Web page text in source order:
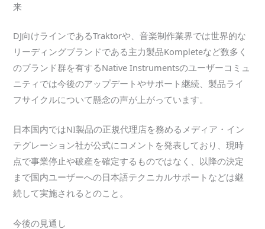
来
DJ向けラインであるTraktorや、音楽制作業界では世界的な
リーディングブランドである主力製品Kompleteなど数多く
のブランド群を有するNative Instrumentsのユーザーコミュ
ニティでは今後のアップデートやサポート継続、製品ライ
フサイクルについて懸念の声が上がっています。
日本国内ではNI製品の正規代理店を務めるメディア・イン
テグレーション社が公式にコメントを発表しており、現時
点で事業停止や破産を確定するものではなく、以降の決定
まで国内ユーザーへの日本語テクニカルサポートなどは継
続して実施されるとのこと。
今後の見通し